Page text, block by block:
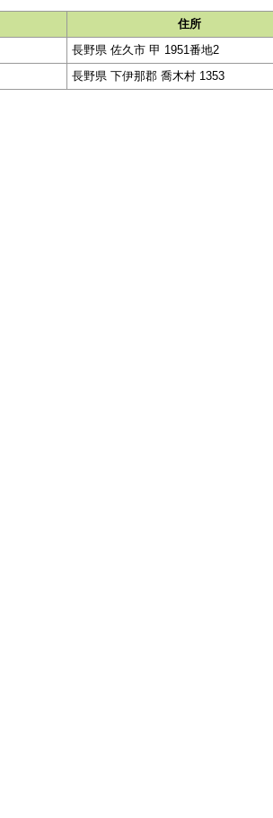
住所
長野県 佐久市 甲 1951番地2
長野県 下伊那郡 喬木村 1353